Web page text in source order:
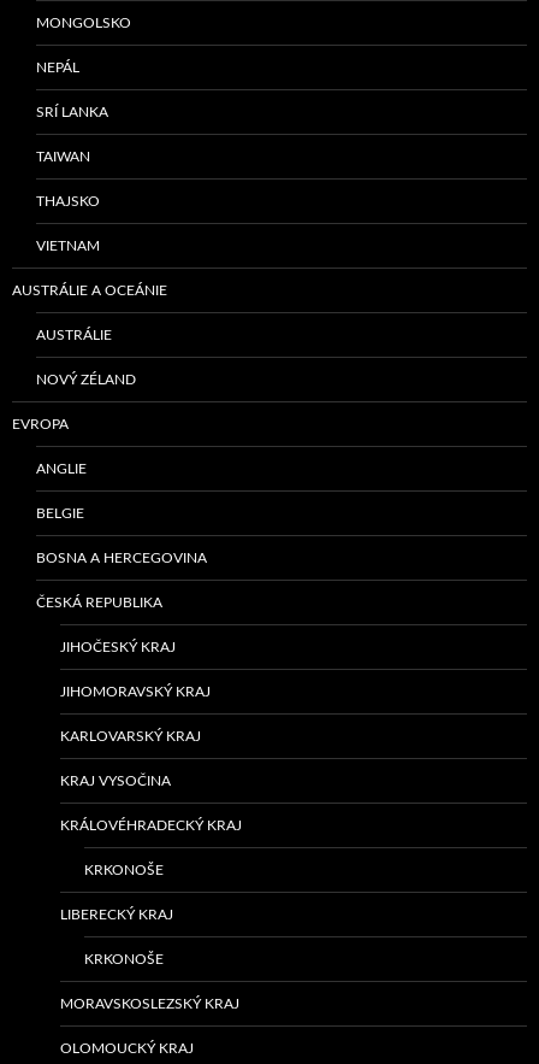
MONGOLSKO
NEPÁL
SRÍ LANKA
TAIWAN
THAJSKO
VIETNAM
AUSTRÁLIE A OCEÁNIE
AUSTRÁLIE
NOVÝ ZÉLAND
EVROPA
ANGLIE
BELGIE
BOSNA A HERCEGOVINA
ČESKÁ REPUBLIKA
JIHOČESKÝ KRAJ
JIHOMORAVSKÝ KRAJ
KARLOVARSKÝ KRAJ
KRAJ VYSOČINA
KRÁLOVÉHRADECKÝ KRAJ
KRKONOŠE
LIBERECKÝ KRAJ
KRKONOŠE
MORAVSKOSLEZSKÝ KRAJ
OLOMOUCKÝ KRAJ